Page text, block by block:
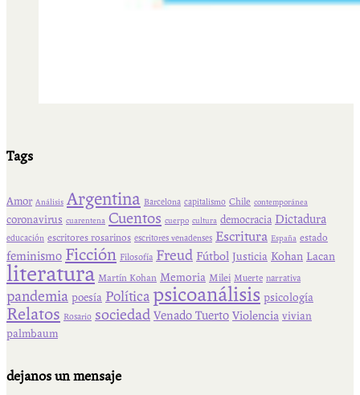
Tags
Amor Análisis Argentina Barcelona capitalismo Chile contemporánea
coronavirus cuarentena Cuentos cuerpo cultura democracia Dictadura
educación escritores rosarinos escritores venadenses Escritura España estado
feminismo Ficción Filosofía Freud Fútbol Justicia Kohan Lacan
literatura Martín Kohan Memoria Milei Muerte narrativa
pandemia poesía Política psicoanálisis psicología
Relatos Rosario sociedad Venado Tuerto Violencia vivian
palmbaum
dejanos un mensaje